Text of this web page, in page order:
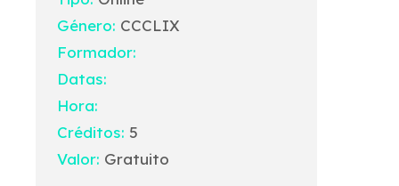
Género: CCCLIX
Formador:
Datas:
Hora:
Créditos: 5
Valor: Gratuito